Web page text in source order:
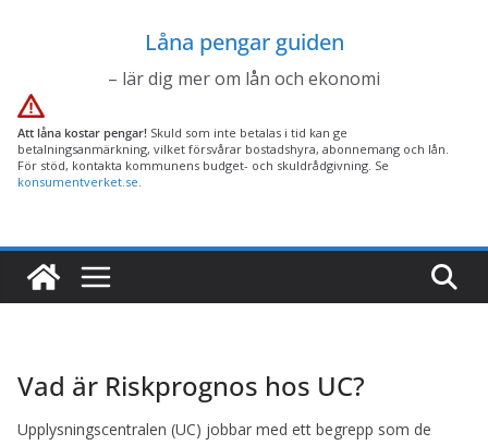
Låna pengar guiden
– lär dig mer om lån och ekonomi
Att låna kostar pengar! Skuld som inte betalas i tid kan ge
betalningsanmärkning, vilket försvårar bostadshyra, abonnemang och lån.
För stöd, kontakta kommunens budget- och skuldrådgivning. Se
konsumentverket.se.
Vad är Riskprognos hos UC?
Upplysningscentralen (UC) jobbar med ett begrepp som de